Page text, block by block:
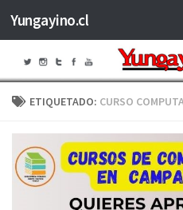
Saltar al contenido
Yungayino.cl
ETIQUETADO: CURSO